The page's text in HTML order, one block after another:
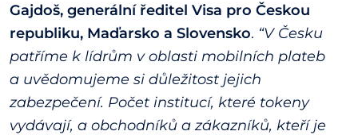
Gajdoš, generální ředitel Visa pro Českou
republiku, Maďarsko a Slovensko. “V Česku
patříme k lídrům v oblasti mobilních plateb
a uvědomujeme si důležitost jejich
zabezpečení. Počet institucí, které tokeny
vydávají, a obchodníků a zákazníků, kteří je